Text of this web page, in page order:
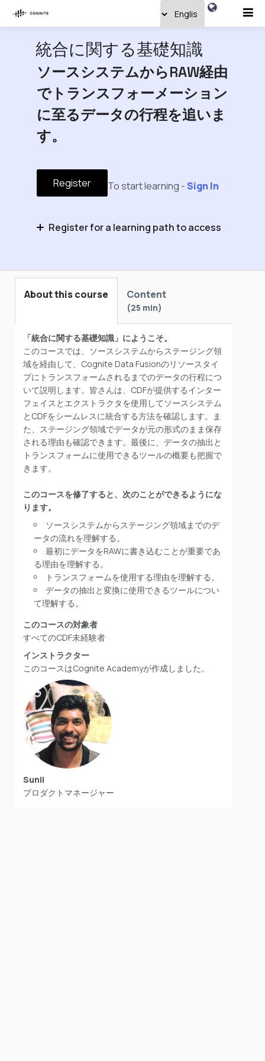
統合に関する基礎知識
ソースシステムからRAW経由
でトランスフォーメーション
に至るデータの行程を追いま
す。
Register To start learning -Sign In
Register for a learning path to access
About this course
「統合に関する基礎知識」にようこそ。
このコースでは、ソースシステムからステージング領
域を経由して、Cognite Data Fusionのリソースタイ
プにトランスフォームされるまでのデータの行程につ
いて説明します。皆さんは、CDFが提供するインター
フェイスとエクストラクタを使用してソースシステム
とCDFをシームレスに統合する方法を確認します。ま
た、ステージング領域でデータが元の形式のまま保存
される理由も確認できます。最後に、データの抽出と
トランスフォームに使用できるツールの概要も把握で
きます。
このコースを修了すると、次のことができるようにな
ります。
ソースシステムからステージング領域までのデ
ータの流れを理解する。
最初にデータをRAWに書き込むことが重要であ
る理由を理解する。
トランスフォームを使用する理由を理解する。
データの抽出と変換に使用できるツールについ
て理解する。
このコースの対象者
すべてのCDF未経験者
インストラクター
このコースはCognite Academyが作成しました。
Sunil
プロダクトマネージャー
Content
25 min